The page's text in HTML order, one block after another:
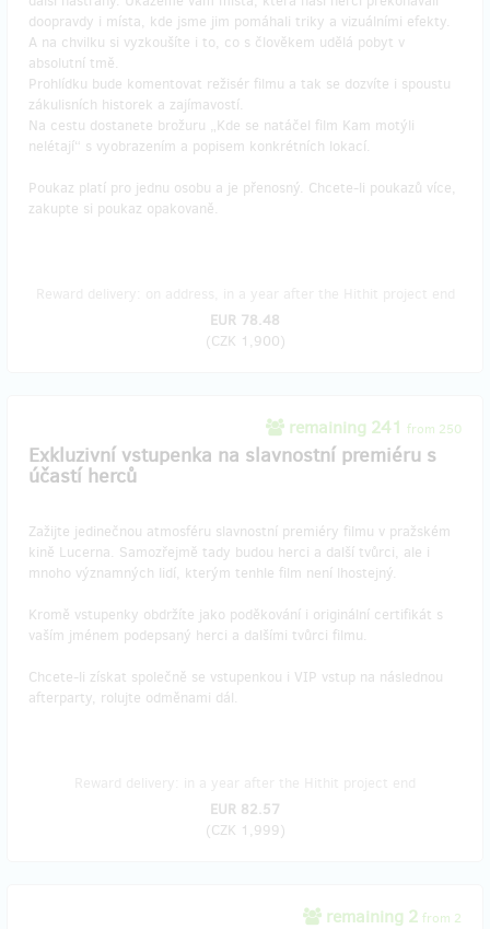
doopravdy i místa, kde jsme jim pomáhali triky a vizuálními efekty.
A na chvilku si vyzkoušíte i to, co s člověkem udělá pobyt v
absolutní tmě.
Prohlídku bude komentovat režisér filmu a tak se dozvíte i spoustu
zákulisních historek a zajímavostí.
Na cestu dostanete brožuru „Kde se natáčel film Kam motýli
nelétají“ s vyobrazením a popisem konkrétních lokací.
Poukaz platí pro jednu osobu a je přenosný. Chcete-li poukazů více,
zakupte si poukaz opakovaně.
EUR 78.48
(CZK 1,900)
remaining 241 from 250
Exkluzivní vstupenka na slavnostní premiéru s
účastí herců
Zažijte jedinečnou atmosféru slavnostní premiéry filmu v pražském
kině Lucerna. Samozřejmě tady budou herci a další tvůrci, ale i
mnoho významných lidí, kterým tenhle film není lhostejný.
Kromě vstupenky obdržíte jako poděkování i originální certifikát s
vaším jménem podepsaný herci a dalšími tvůrci filmu.
Chcete-li získat společně se vstupenkou i VIP vstup na následnou
afterparty, rolujte odměnami dál.
EUR 82.57
(CZK 1,999)
remaining 2 from 2